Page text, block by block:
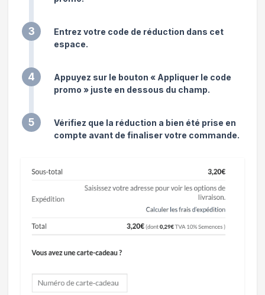
3
Entrez votre code de réduction dans cet
espace.
4
Appuyez sur le bouton « Appliquer le code
promo » juste en dessous du champ.
5
Vérifiez que la réduction a bien été prise en
compte avant de finaliser votre commande.